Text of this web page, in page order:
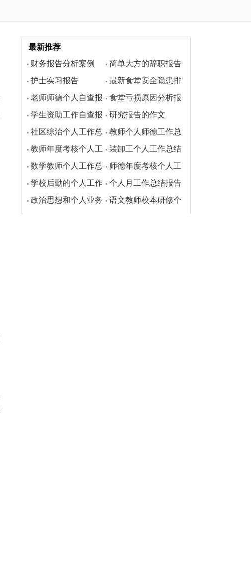
最新推荐
财务报告分析案例
简单大方的辞职报告
护士实习报告
最新食堂安全隐患排
查报告
老师师德个人自查报
告
食堂亏损原因分析报
告
学生资助工作自查报
告
研究报告的作文
社区综治个人工作总
结
教师个人师德工作总
结
教师年度考核个人工
作总结
装卸工个人工作总结
数学教师个人工作总
结
师德年度考核个人工
作总结
学校后勤的个人工作
总结范文
个人月工作总结报告
7篇
政治思想和个人业务 语文教师校本研修个